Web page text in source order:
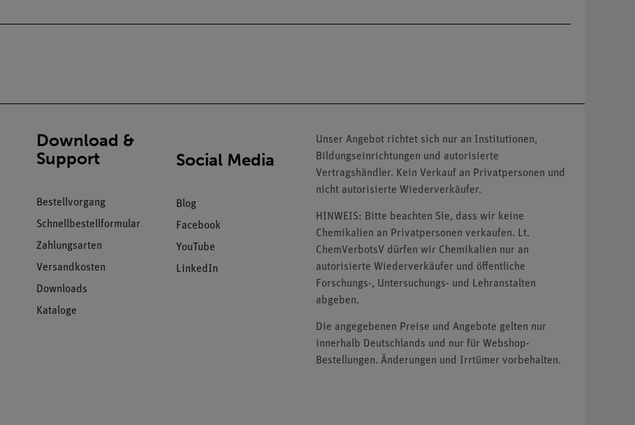
Download &
Support
Bestellvorgang
Schnellbestellformular
Zahlungsarten
Versandkosten
Downloads
Kataloge
Social Media
Blog
Facebook
YouTube
LinkedIn
Unser Angebot richtet sich nur an Institutionen,
Bildungseinrichtungen und autorisierte
Vertragshändler. Kein Verkauf an Privatpersonen und
nicht autorisierte Wiederverkäufer.
HINWEIS: Bitte beachten Sie, dass wir keine
Chemikalien an Privatpersonen verkaufen. Lt.
ChemVerbotsV dürfen wir Chemikalien nur an
autorisierte Wiederverkäufer und öffentliche
Forschungs-, Untersuchungs- und Lehranstalten
abgeben.
Die angegebenen Preise und Angebote gelten nur
innerhalb Deutschlands und nur für Webshop-
Bestellungen. Änderungen und Irrtümer vorbehalten.